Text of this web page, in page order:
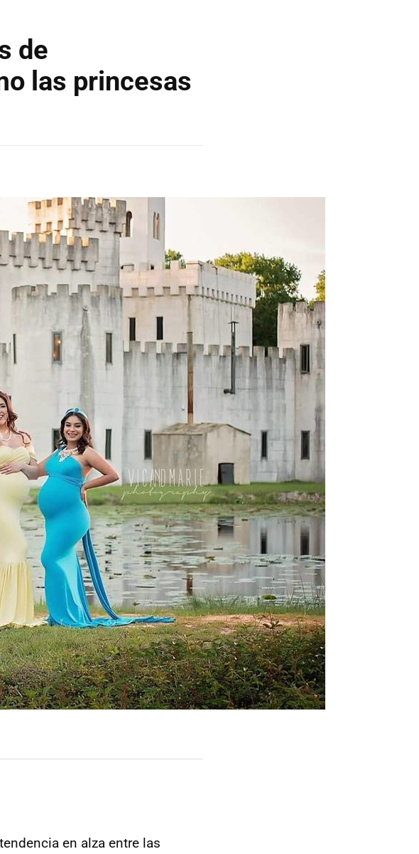
de
las princesas
en alza entre las